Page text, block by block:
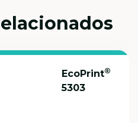
EcoPrint®
5303